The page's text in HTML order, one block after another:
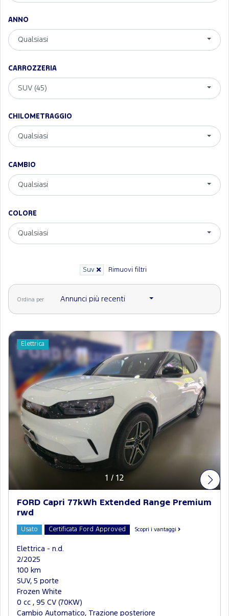
ANNO
Qualsiasi
CARROZZERIA
SUV (45)
CHILOMETRAGGIO
Qualsiasi
CAMBIO
Qualsiasi
COLORE
Qualsiasi
Suv Rimuovi filtri
Ordina per Annunci più recenti
1 / 12
Elettrica
FORD Capri 77kWh Extended Range Premium
rwd
Usato Certificata Ford Approved Scopri i vantaggi
Elettrica - n.d.
2/2025
100 km
SUV, 5 porte
Frozen White
0 cc , 95 CV (70KW)
Cambio Automatico, Trazione posteriore